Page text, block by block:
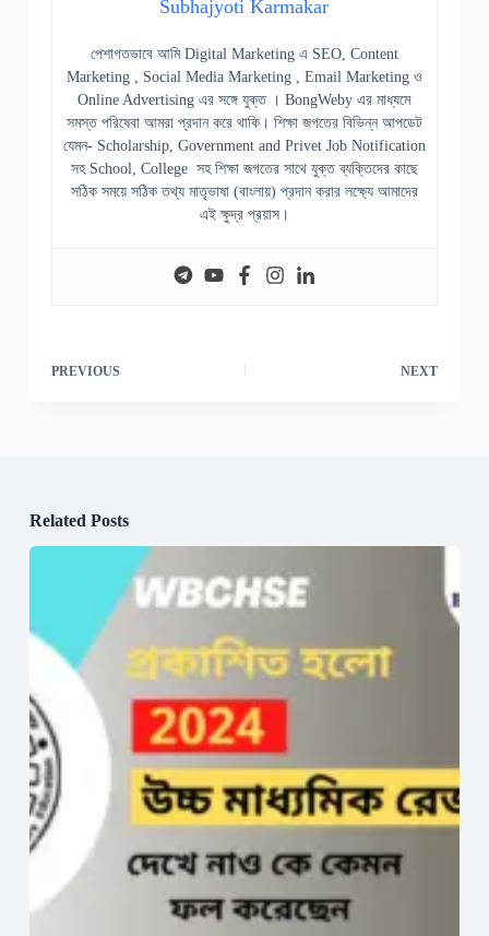
Subhajyoti Karmakar
পেশাগতভাবে আমি Digital Marketing এ SEO, Content
Marketing , Social Media Marketing , Email Marketing ও
Online Advertising এর সঙ্গে যুক্ত । BongWeby এর মাধ্যমে
সমস্ত পরিষেবা আমরা প্রদান করে থাকি। শিক্ষা জগতের বিভিন্ন আপডেট
যেমন- Scholarship, Government and Privet Job Notification
সহ School, College সহ শিক্ষা জগতের সাথে যুক্ত ব্যক্তিদের কাছে
সঠিক সময়ে সঠিক তথ্য মাতৃভাষা (বাংলায়) প্রদান করার লক্ষ্যে আমাদের
এই ক্ষুদ্র প্রয়াস।
PREVIOUS NEXT
Related Posts